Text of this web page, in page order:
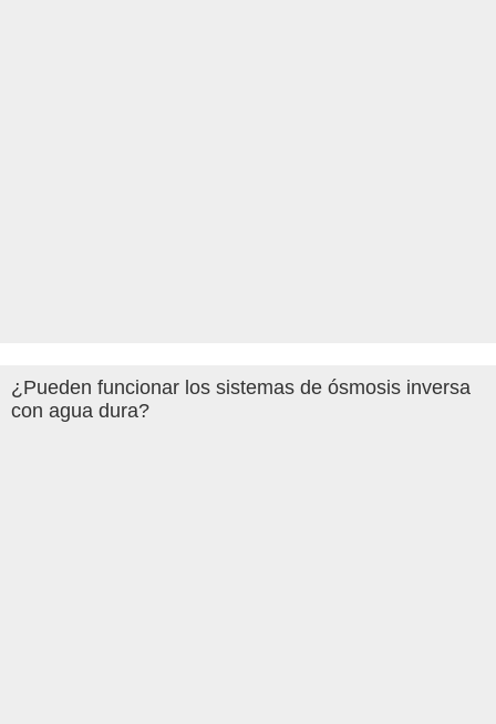
¿Pueden funcionar los sistemas de ósmosis inversa
con agua dura?